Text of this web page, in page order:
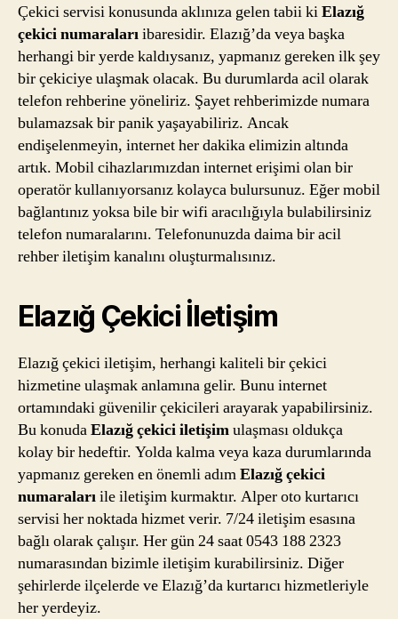
Çekici servisi konusunda aklınıza gelen tabii kiElazığ
çekici numaralarıibaresidir. Elazığ’da veya başka
herhangi bir yerde kaldıysanız, yapmanız gereken ilk şey
bir çekiciye ulaşmak olacak. Bu durumlarda acil olarak
telefon rehberine yöneliriz. Şayet rehberimizde numara
bulamazsak bir panik yaşayabiliriz. Ancak
endişelenmeyin, internet her dakika elimizin altında
artık. Mobil cihazlarımızdan internet erişimi olan bir
operatör kullanıyorsanız kolayca bulursunuz. Eğer mobil
bağlantınız yoksa bile bir wifi aracılığıyla bulabilirsiniz
telefon numaralarını. Telefonunuzda daima bir acil
rehber iletişim kanalını oluşturmalısınız.
Elazığ Çekici İletişim
Elazığ çekici iletişim, herhangi kaliteli bir çekici
hizmetine ulaşmak anlamına gelir. Bunu internet
ortamındaki güvenilir çekicileri arayarak yapabilirsiniz.
Bu konudaElazığ çekici iletişimulaşması oldukça
kolay bir hedeftir. Yolda kalma veya kaza durumlarında
yapmanız gereken en önemli adımElazığ çekici
numaralarıile iletişim kurmaktır. Alper oto kurtarıcı
servisi her noktada hizmet verir. 7/24 iletişim esasına
bağlı olarak çalışır. Her gün 24 saat 0543 188 2323
numarasından bizimle iletişim kurabilirsiniz. Diğer
şehirlerde ilçelerde ve Elazığ’da kurtarıcı hizmetleriyle
her yerdeyiz.